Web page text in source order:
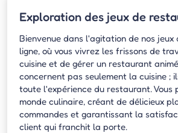
Exploration des jeux de
Bienvenue dans l'agitation de nos
ligne, où vous vivrez les frissons de
cuisine et de gérer un restaurant
concernent pas seulement la cuisine ;
toute l'expérience du restaurant. Vous
monde culinaire, créant de délicieux
commandes et garantissant la
client qui franchit la porte.